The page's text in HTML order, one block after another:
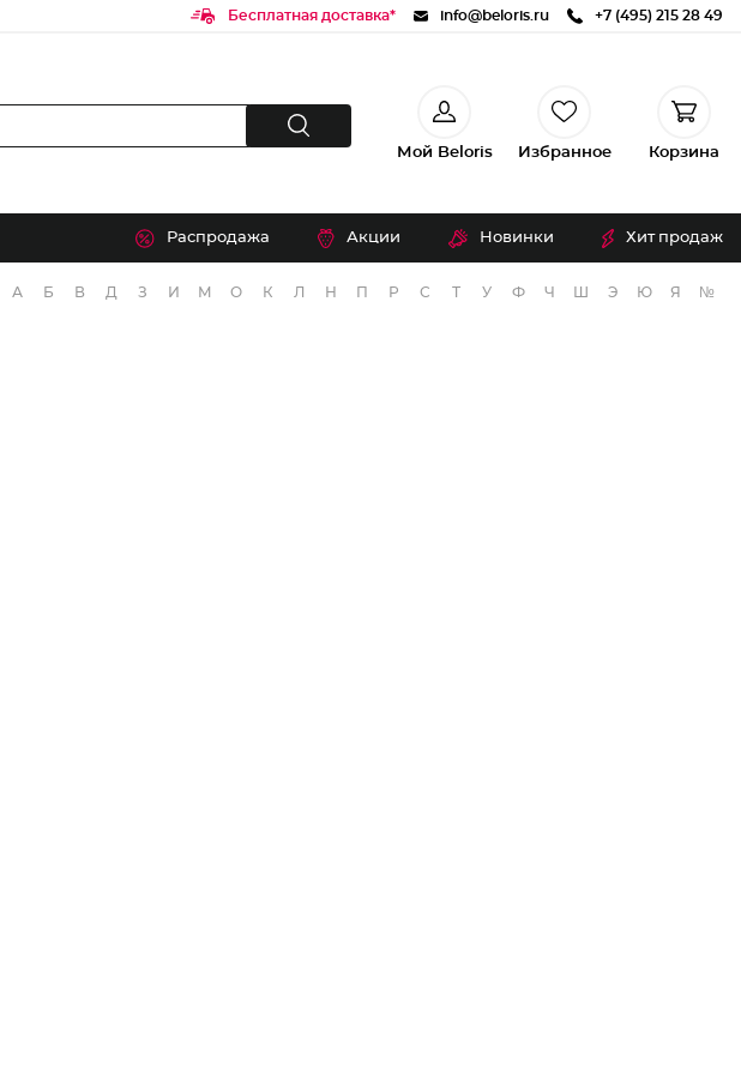
Бесплатная доставка* info@beloris.ru +7 (495) 215 28 49
Мой Beloris Избранное Корзина
Распродажа Акции Новинки Хит продаж
А Б В Д З И М О К Л Н П Р С Т У Ф Ч Э Ю Я №